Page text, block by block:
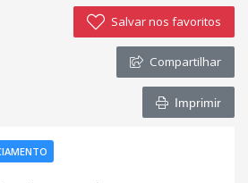
Salvar nos favoritos
Compartilhar
Imprimir